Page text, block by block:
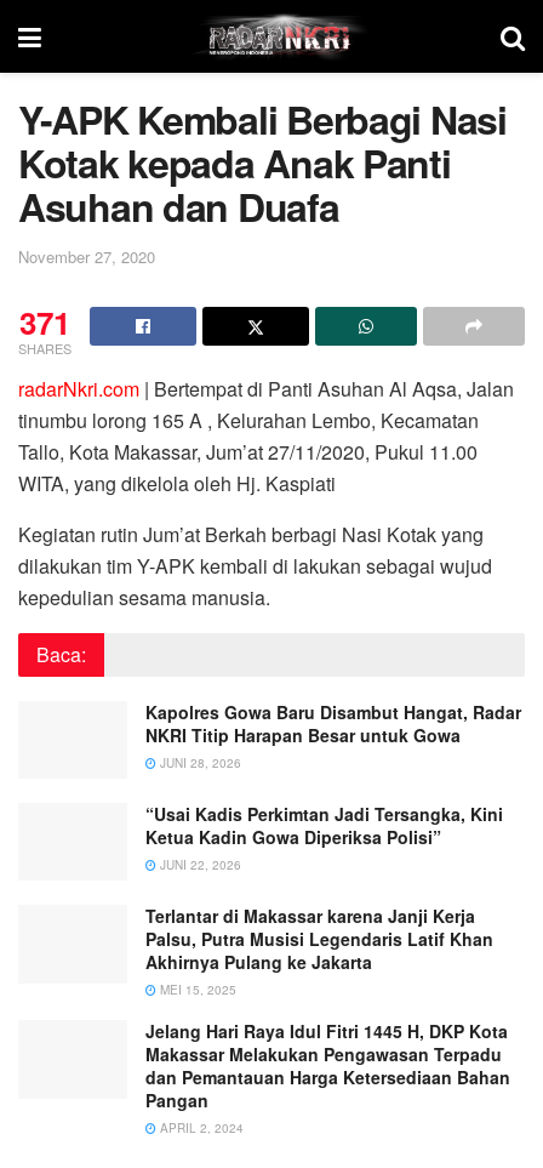
Y-APK Kembali Berbagi Nasi
Kotak kepada Anak Panti
Asuhan dan Duafa
November 27, 2020
371
SHARES
radarNkri.com | Bertempat di Panti Asuhan Al Aqsa, Jalan
tinumbu lorong 165 A , Kelurahan Lembo, Kecamatan
Tallo, Kota Makassar, Jum’at 27/11/2020, Pukul 11.00
WITA, yang dikelola oleh Hj. Kaspiati
Kegiatan rutin Jum’at Berkah berbagi Nasi Kotak yang
dilakukan tim Y-APK kembali di lakukan sebagai wujud
kepedulian sesama manusia.
Baca:
Kapolres Gowa Baru Disambut Hangat, Radar
NKRI Titip Harapan Besar untuk Gowa
JUNI 28, 2026
“Usai Kadis Perkimtan Jadi Tersangka, Kini
Ketua Kadin Gowa Diperiksa Polisi”
JUNI 22, 2026
Terlantar di Makassar karena Janji Kerja
Palsu, Putra Musisi Legendaris Latif Khan
Akhirnya Pulang ke Jakarta
MEI 15, 2025
Jelang Hari Raya Idul Fitri 1445 H, DKP Kota
Makassar Melakukan Pengawasan Terpadu
dan Pemantauan Harga Ketersediaan Bahan
Pangan
APRIL 2, 2024